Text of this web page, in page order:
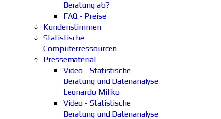
Beratung ab?
FAQ - Preise
Kundenstimmen
Statistische
Computerressourcen
Pressematerial
Video - Statistische
Beratung und Datenanalyse
Leonardo Miljko
Video - Statistische
Beratung und Datenanalyse